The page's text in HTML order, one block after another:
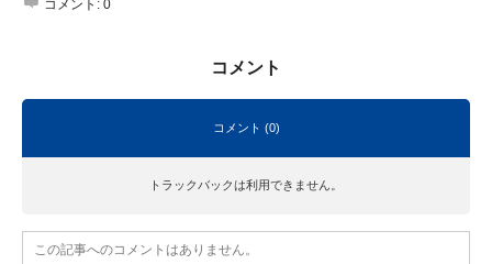
コメント: 0
コメント
コメント (0)
トラックバックは利用できません。
この記事へのコメントはありません。